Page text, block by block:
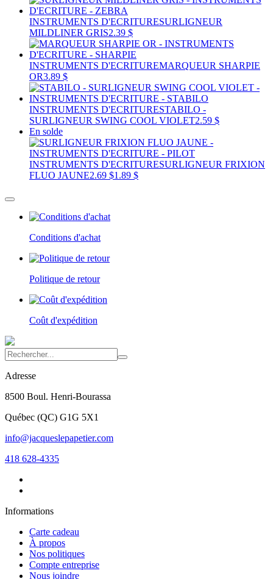
INSTRUMENTS D'ECRITURESURLIGNEUR
MILDLINER GRIS2.39 $
INSTRUMENTS D'ECRITUREMARQUEUR SHARPIE
OR3.89 $
INSTRUMENTS D'ECRITURESTABILO -
SURLIGNEUR SWING COOL VIOLET2.59 $
En solde
INSTRUMENTS D'ECRITURESURLIGNEUR FRIXION
FLUO JAUNE2.69 $1.89 $
Conditions d'achat
Politique de retour
Coût d'expédition
Adresse
8500 Boul. Henri-Bourassa
Québec (QC) G1G 5X1
info@jacqueslepapetier.com
418 628-4335
Informations
Carte cadeau
À propos
Nos politiques
Compte entreprise
Nous joindre